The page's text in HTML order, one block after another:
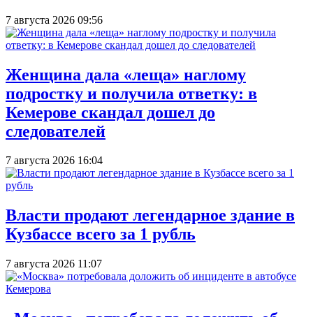
7 августа 2026 09:56
Женщина дала «леща» наглому
подростку и получила ответку: в
Кемерове скандал дошел до
следователей
7 августа 2026 16:04
Власти продают легендарное здание в
Кузбассе всего за 1 рубль
7 августа 2026 11:07